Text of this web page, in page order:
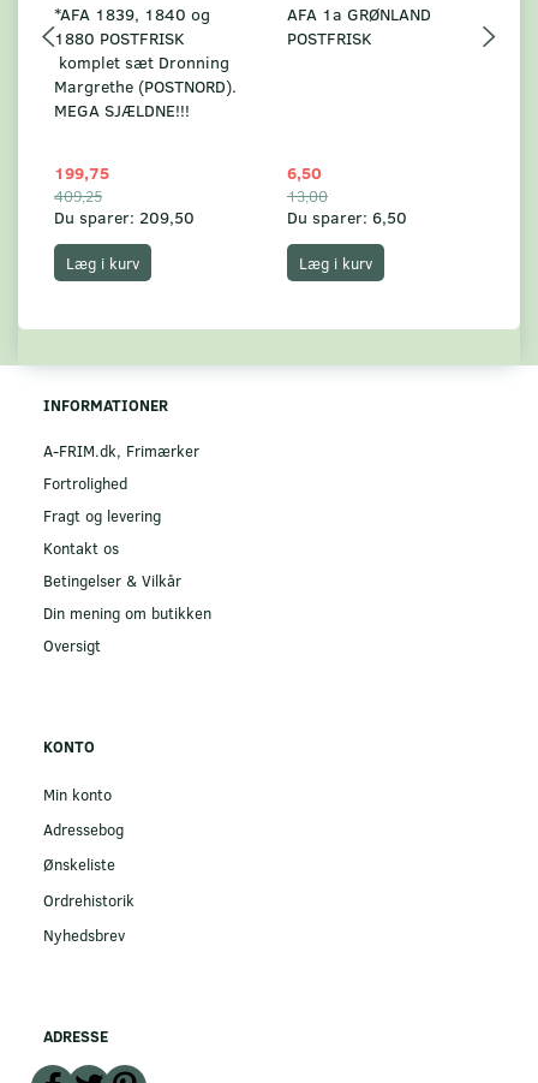
*AFA 1839, 1840 og
1880 POSTFRISK
komplet sæt Dronning
Margrethe (POSTNORD).
MEGA SJÆLDNE!!!
199,75
409,25
Du sparer: 209,50
Læg i kurv
AFA 1a GRØNLAND
POSTFRISK
6,50
13,00
Du sparer: 6,50
Læg i kurv
INFORMATIONER
A-FRIM.dk, Frimærker
Fortrolighed
Fragt og levering
Kontakt os
Betingelser & Vilkår
Din mening om butikken
Oversigt
KONTO
Min konto
Adressebog
Ønskeliste
Ordrehistorik
Nyhedsbrev
ADRESSE